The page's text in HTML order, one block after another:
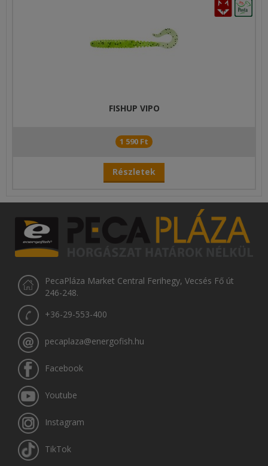
FISHUP VIPO
1 590 Ft
Részletek
PecaPláza Market Central Ferihegy, Vecsés Fő út
246-248.
+36-29-553-400
pecaplaza@energofish.hu
Facebook
Youtube
Instagram
TikTok